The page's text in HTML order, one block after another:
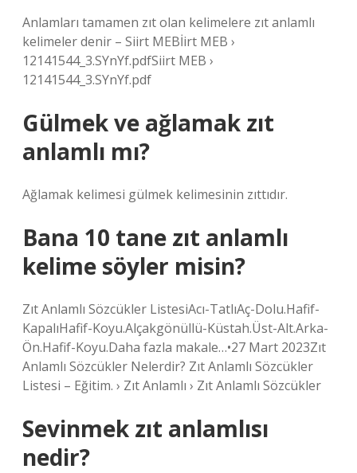
Anlamları tamamen zıt olan kelimelere zıt anlamlı
kelimeler denir – Siirt MEBİirt MEB ›
12141544_3.SYnYf.pdfSiirt MEB ›
12141544_3.SYnYf.pdf
Gülmek ve ağlamak zıt
anlamlı mı?
Ağlamak kelimesi gülmek kelimesinin zıttıdır.
Bana 10 tane zıt anlamlı
kelime söyler misin?
Zıt Anlamlı Sözcükler ListesiAcı-TatlıAç-Dolu.Hafif-
KapalıHafif-Koyu.Alçakgönüllü-Küstah.Üst-Alt.Arka-
Ön.Hafif-Koyu.Daha fazla makale…•27 Mart 2023Zıt
Anlamlı Sözcükler Nelerdir? Zıt Anlamlı Sözcükler
Listesi – Eğitim. › Zıt Anlamlı › Zıt Anlamlı Sözcükler
Sevinmek zıt anlamlısı
nedir?